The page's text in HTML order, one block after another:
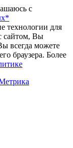
с
технологии для
сайтом, Вы
всегда можете
браузера. Более